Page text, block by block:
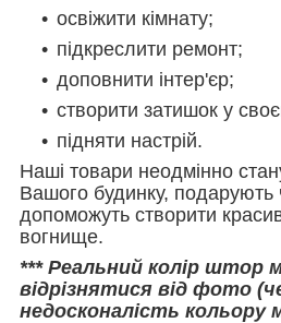
освіжити кімнату;
підкреслити ремонт;
доповнити інтер'єр;
створити затишок у
підняти настрій.
Наші товари неодмінно
Вашого будинку, подарують
допоможуть створити
вогнище.
*** Реальний колір штор
відрізнятися від фото
недосконалість кольору